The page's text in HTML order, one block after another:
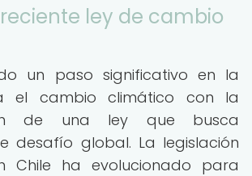
ley de cambio
un paso significativo en la
el cambio climático con la
de una ley que busca
desafío global. La legislación
Chile ha evolucionado para